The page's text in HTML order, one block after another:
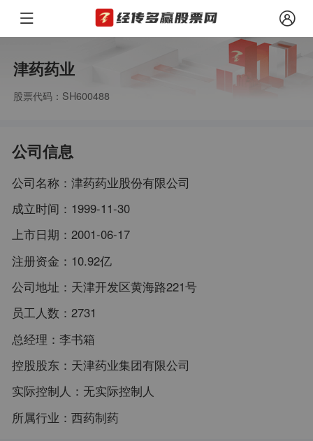
津药药业
股票代码：SH600488
公司信息
公司名称： 津药药业股份有限公司
成立时间： 1999-11-30
上市日期： 2001-06-17
注册资金： 10.92亿
公司地址： 天津开发区黄海路221号
员工人数： 2731
总经理： 李书箱
控股股东： 天津药业集团有限公司
实际控制人： 无实际控制人
所属行业： 西药制药